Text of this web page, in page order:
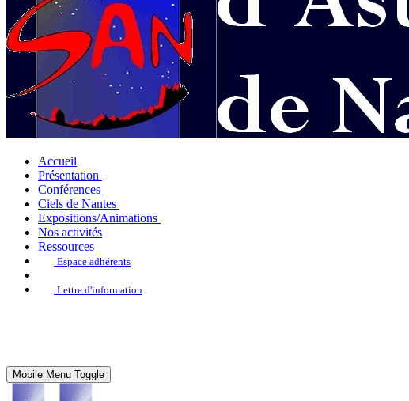
Accueil
Présentation
Conférences
Ciels de Nantes
Expositions/Animations
Nos activités
Ressources
Espace adhérents
Lettre d'information
Mobile Menu Toggle